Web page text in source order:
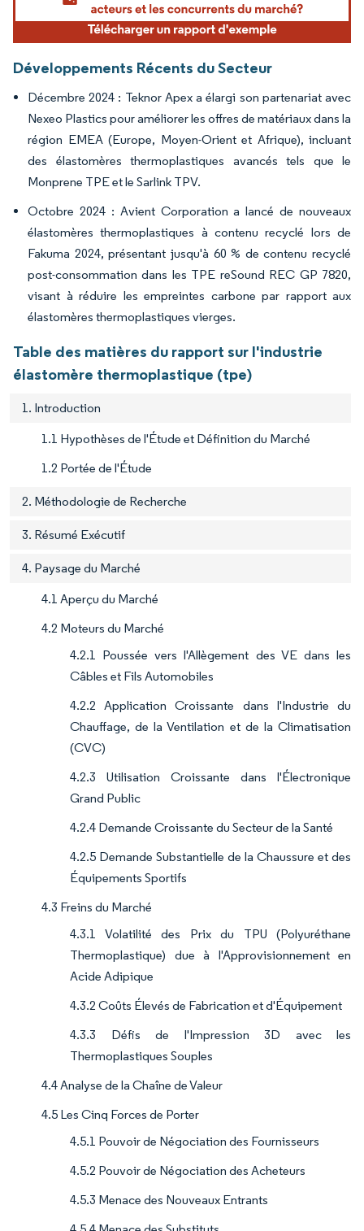
Développements Récents du Secteur
Décembre 2024 : Teknor Apex a élargi son partenariat avec
Nexeo Plastics pour améliorer les offres de matériaux dans la
région EMEA (Europe, Moyen-Orient et Afrique), incluant
des élastomères thermoplastiques avancés tels que le
Monprene TPE et le Sarlink TPV.
Octobre 2024 : Avient Corporation a lancé de nouveaux
élastomères thermoplastiques à contenu recyclé lors de
Fakuma 2024, présentant jusqu'à 60 % de contenu recyclé
post-consommation dans les TPE reSound REC GP 7820,
visant à réduire les empreintes carbone par rapport aux
élastomères thermoplastiques vierges.
Table des matières du rapport sur l'industrie
élastomère thermoplastique (tpe)
1. Introduction
1.1 Hypothèses de l'Étude et Définition du Marché
1.2 Portée de l'Étude
2. Méthodologie de Recherche
3. Résumé Exécutif
4. Paysage du Marché
4.1 Aperçu du Marché
4.2 Moteurs du Marché
4.2.1 Poussée vers l'Allègement des VE dans les
Câbles et Fils Automobiles
4.2.2 Application Croissante dans l'Industrie du
Chauffage, de la Ventilation et de la Climatisation
(CVC)
4.2.3 Utilisation Croissante dans l'Électronique
Grand Public
4.2.4 Demande Croissante du Secteur de la Santé
4.2.5 Demande Substantielle de la Chaussure et des
Équipements Sportifs
4.3 Freins du Marché
4.3.1 Volatilité des Prix du TPU (Polyuréthane
Thermoplastique) due à l'Approvisionnement en
Acide Adipique
4.3.2 Coûts Élevés de Fabrication et d'Équipement
4.3.3 Défis de l'Impression 3D avec les
Thermoplastiques Souples
4.4 Analyse de la Chaîne de Valeur
4.5 Les Cinq Forces de Porter
4.5.1 Pouvoir de Négociation des Fournisseurs
4.5.2 Pouvoir de Négociation des Acheteurs
4.5.3 Menace des Nouveaux Entrants